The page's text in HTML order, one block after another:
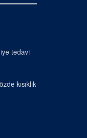
tedavi
kısıklık